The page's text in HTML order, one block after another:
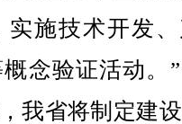
实施技术开发
念验证活动。
我省将制定建